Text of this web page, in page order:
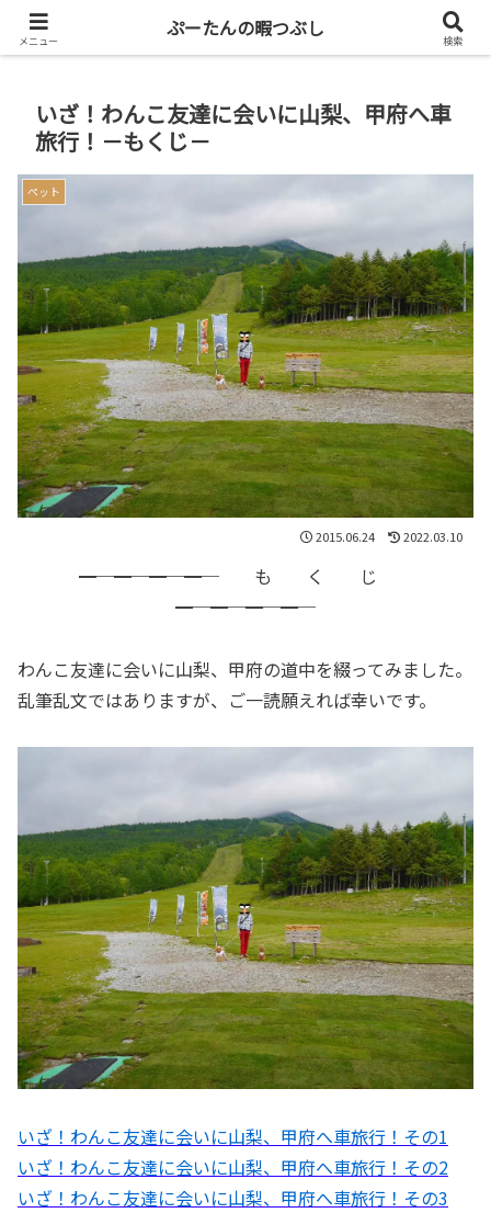
共働き二人暮らしを楽しもう
いざ！わんこ友達に会いに山梨、甲府へ車
旅行！－もくじ－
ペット
2015.06.24 2022.03.10
━─━─━─━─ も く じ
━─━─━─━─
わんこ友達に会いに山梨、甲府の道中を綴ってみました。
乱筆乱文ではありますが、ご一読願えれば幸いです。
いざ！わんこ友達に会いに山梨、甲府へ車旅行！その1
いざ！わんこ友達に会いに山梨、甲府へ車旅行！その2
いざ！わんこ友達に会いに山梨、甲府へ車旅行！その3
メニュー
ぷーたんの暇つぶし
検索